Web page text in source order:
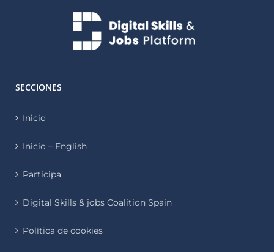
SECCIONES
Inicio
Inicio – English
Participa
Digital Skills & jobs Coalition Spain
Política de cookies